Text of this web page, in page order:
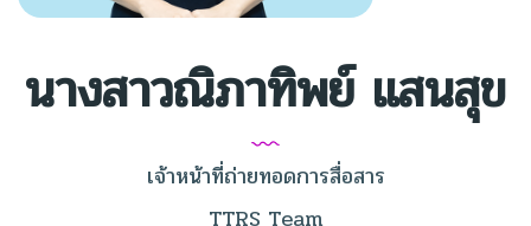
นางสาวณิภาทิพย์ แสนสุข
เจ้าหน้าที่ถ่ายทอดการสื่อสาร
TTRS Team